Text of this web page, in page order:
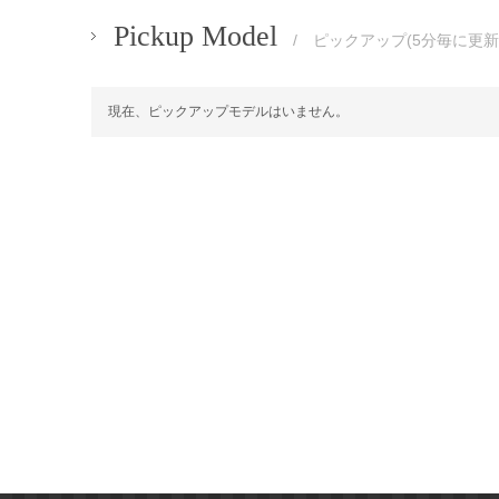
Pickup Model / ピックアップ(5分毎に更
現在、ピックアップモデルはいません。